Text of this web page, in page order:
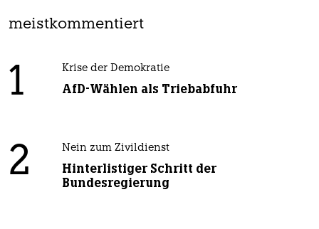
meistkommentiert
1 Krise der Demokratie
AfD-Wählen als Triebabfuhr
2 Nein zum Zivildienst
Hinterlistiger Schritt der
Bundesregierung